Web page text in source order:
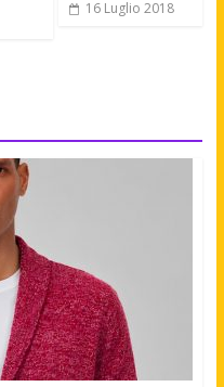
16 Luglio 2018